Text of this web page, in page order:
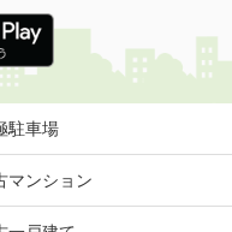
駐車場
マンション